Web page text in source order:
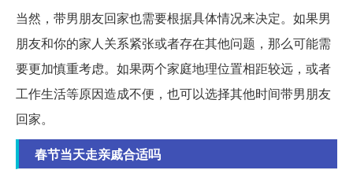
当然，带男朋友回家也需要根据具体情况来决定。如果男
朋友和你的家人关系紧张或者存在其他问题，那么可能需
要更加慎重考虑。如果两个家庭地理位置相距较远，或者
工作生活等原因造成不便，也可以选择其他时间带男朋友
回家。
春节当天走亲戚合适吗